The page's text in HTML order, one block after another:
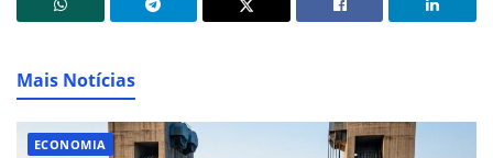
Mais Notícias
ECONOMIA